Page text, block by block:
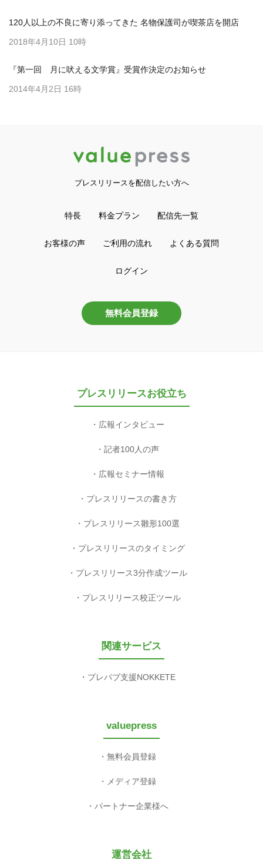
120人以上の不良に寄り添ってきた 名物保護司が喫茶店を開店
2018年4月10日 10時
『第一回 月に吠える文学賞』受賞作決定のお知らせ
2014年4月2日 16時
プレスリリースを配信したい方へ
特長 料金プラン 配信先一覧
お客様の声 ご利用の流れ よくある質問
ログイン
無料会員登録
プレスリリースお役立ち
広報インタビュー
記者100人の声
広報セミナー情報
プレスリリースの書き方
プレスリリース雛形100選
プレスリリースのタイミング
プレスリリース3分作成ツール
プレスリリース校正ツール
関連サービス
プレパブ支援NOKKETE
valuepress
無料会員登録
メディア登録
パートナー企業様へ
運営会社